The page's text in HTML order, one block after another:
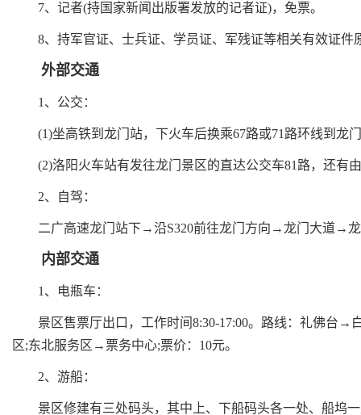
7、记者(持国家新闻出版署发放的记者证)，免票。
8、持军官证、士兵证、学员证、军残证等相关有效证件
外部交通
1、公交：
(1)坐高铁到龙门站，下火车后换乘67路或71路环线到龙
(2)洛阳火车站有发往龙门景区的直达公交车81路，还有
2、自驾：
二广高速龙门站下→沿S320前往龙门方向→龙门大道→龙
内部交通
1、电瓶车：
景区售票厅出口，工作时间8:30-17:00。路线：礼佛台→
区;东北服务区→票务中心;票价：10元。
2、游船：
景区修建有三处码头，其中上、下船码头各一处、船坞一